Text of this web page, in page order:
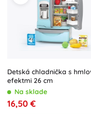
Detská chladnička s
efektmi 26 cm
Na sklade
16,50 €